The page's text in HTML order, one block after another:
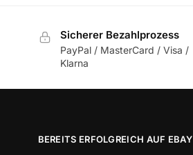
Sicherer Bezahlprozess
PayPal / MasterCard / Visa /
Klarna
BEREITS ERFOLGREICH AUF EBAY